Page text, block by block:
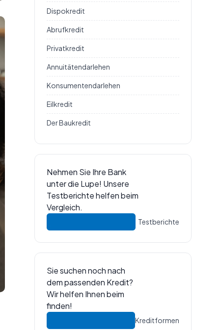
Dispokredit
Abrufkredit
Privatkredit
Annuitätendarlehen
Konsumentendarlehen
Eilkredit
Der Baukredit
Nehmen Sie Ihre Bank
unter die Lupe! Unsere
Testberichte helfen beim
Vergleich.
Testberichte
Sie suchen noch nach
dem passenden Kredit?
Wir helfen Ihnen beim
finden!
Kreditformen